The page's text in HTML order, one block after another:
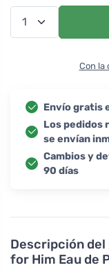
Descripción
for Him Eau de
Con la
Envío gratis
Los pedidos
se envían
Cambios y
90 días